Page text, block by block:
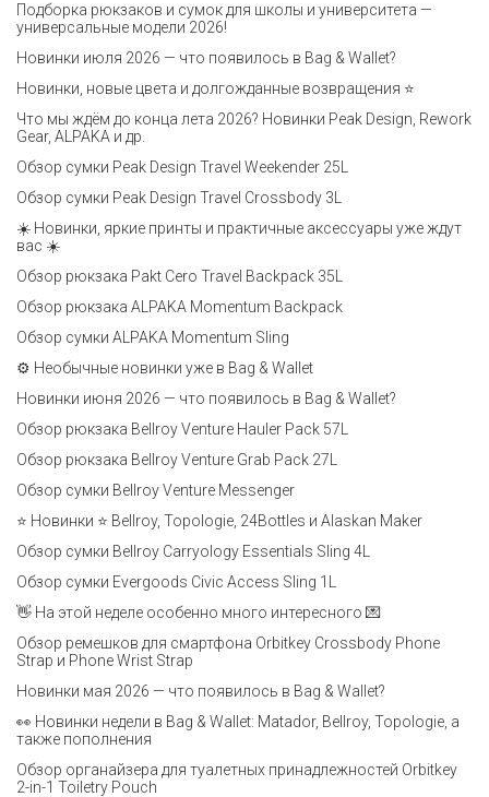
Подборка рюкзаков и сумок для школы и университета —
универсальные модели 2026!
Новинки июля 2026 — что появилось в Bag & Wallet?
Новинки, новые цвета и долгожданные возвращения ⭐️
Что мы ждём до конца лета 2026? Новинки Peak Design, Rework
Gear, ALPAKA и др.
Обзор сумки Peak Design Travel Weekender 25L
Обзор сумки Peak Design Travel Crossbody 3L
☀️ Новинки, яркие принты и практичные аксессуары уже ждут
вас ☀️
Обзор рюкзака Pakt Cero Travel Backpack 35L
Обзор рюкзака ALPAKA Momentum Backpack
Обзор сумки ALPAKA Momentum Sling
⚙️ Необычные новинки уже в Bag & Wallet
Новинки июня 2026 — что появилось в Bag & Wallet?
Обзор рюкзака Bellroy Venture Hauler Pack 57L
Обзор рюкзака Bellroy Venture Grab Pack 27L
Обзор сумки Bellroy Venture Messenger
⭐ Новинки ⭐ Bellroy, Topologie, 24Bottles и Alaskan Maker
Обзор сумки Bellroy Carryology Essentials Sling 4L
Обзор сумки Evergoods Civic Access Sling 1L
👋 На этой неделе особенно много интересного 💌
Обзор ремешков для смартфона Orbitkey Crossbody Phone
Strap и Phone Wrist Strap
Новинки мая 2026 — что появилось в Bag & Wallet?
👀 Новинки недели в Bag & Wallet: Matador, Bellroy, Topologie, а
также пополнения
Обзор органайзера для туалетных принадлежностей Orbitkey
2-in-1 Toiletry Pouch